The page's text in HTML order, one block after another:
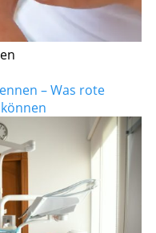
– Was rote